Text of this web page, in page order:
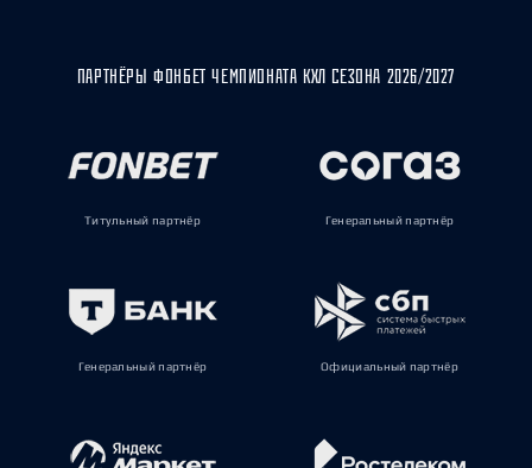
ПАРТНЁРЫ ФОНБЕТ ЧЕМПИОНАТА КХЛ СЕЗОНА 2026/2027
Титульный партнёр Генеральный партнёр
Генеральный партнёр Официальный партнёр